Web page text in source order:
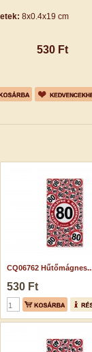
8x0.4x19 cm
530 Ft
CQ06762
530 Ft